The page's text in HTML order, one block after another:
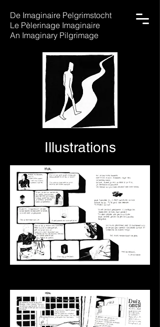
De Imaginaire Pelgrimstocht
Le Pèlerinage Imaginaire
An Imaginary Pilgrimage
Illustrations